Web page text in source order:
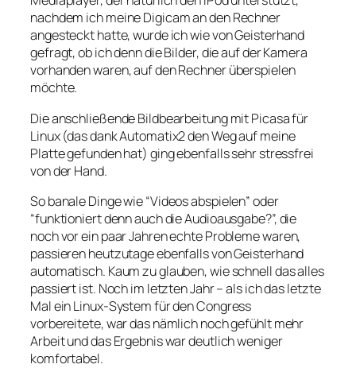
nachdem ich meine Digicam an den Rechner
angesteckt hatte, wurde ich wie von Geisterhand
gefragt, ob ich denn die Bilder, die auf der Kamera
vorhanden waren, auf den Rechner überspielen
möchte.
Die anschließende Bildbearbeitung mit Picasa für
Linux (das dank Automatix2 den Weg auf meine
Platte gefunden hat) ging ebenfalls sehr stressfrei
von der Hand.
So banale Dinge wie “Videos abspielen” oder
“funktioniert denn auch die Audioausgabe?”, die
noch vor ein paar Jahren echte Probleme waren,
passieren heutzutage ebenfalls von Geisterhand
automatisch. Kaum zu glauben, wie schnell das alles
passiert ist. Noch im letzten Jahr – als ich das letzte
Mal ein Linux-System für den Congress
vorbereitete, war das nämlich noch gefühlt mehr
Arbeit und das Ergebnis war deutlich weniger
komfortabel.